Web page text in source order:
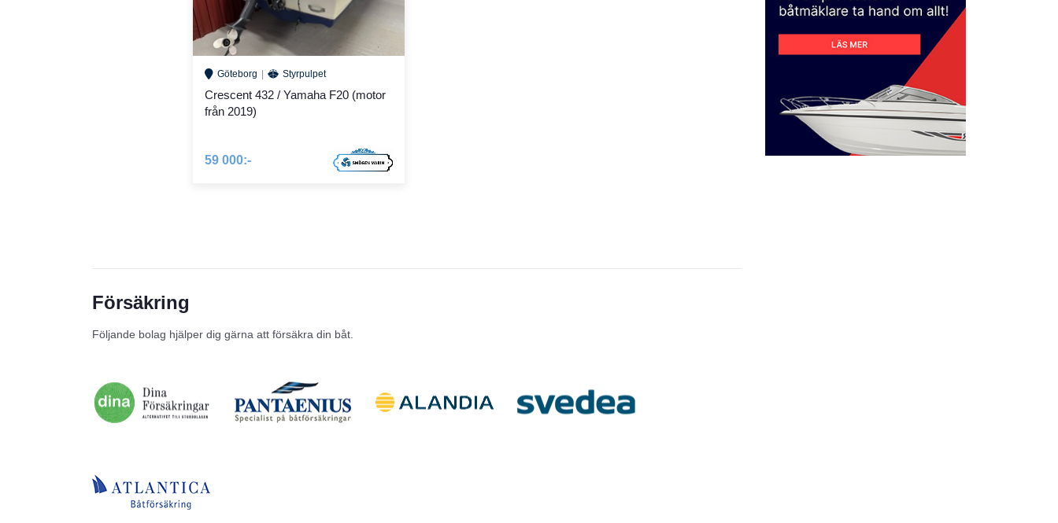
Göteborg Styrpulpet
Crescent 432 / Yamaha F20 (motor
från 2019)
59 000:-
Försäkring
Följande bolag hjälper dig gärna att försäkra din båt.